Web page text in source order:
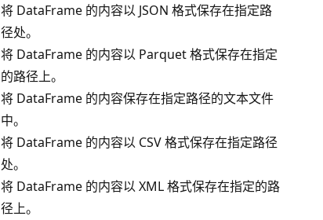
将 DataFrame 的内容以 JSON 格式保存在指定路
径处。
将 DataFrame 的内容以 Parquet 格式保存在指定
的路径上。
将 DataFrame 的内容保存在指定路径的文本文件
中。
将 DataFrame 的内容以 CSV 格式保存在指定路径
处。
将 DataFrame 的内容以 XML 格式保存在指定的路
径上。